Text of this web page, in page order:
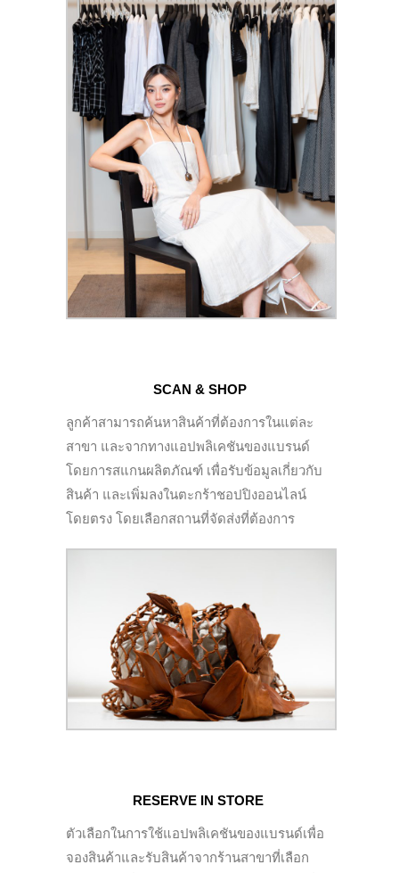
SCAN & SHOP
ลูกค้าสามารถค้นหาสินค้าที่ต้องการในแต่ละ
สาขา และจากทางแอปพลิเคชันของแบรนด์
โดยการสแกนผลิตภัณฑ์ เพื่อรับข้อมูลเกี่ยวกับ
สินค้า และเพิ่มลงในตะกร้าชอปปิงออนไลน์
โดยตรง โดยเลือกสถานที่จัดส่งที่ต้องการ
RESERVE IN STORE
ตัวเลือกในการใช้แอปพลิเคชันของแบรนด์เพื่อ
จองสินค้าและรับสินค้าจากร้านสาขาที่เลือก